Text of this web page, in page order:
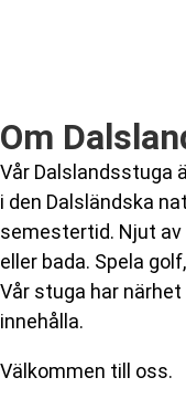
Om
Vår Dalslandsstuga
i den Dalsländska
semestertid. Njut av
eller bada. Spela
Vår stuga har
innehålla.
Välkommen till oss.